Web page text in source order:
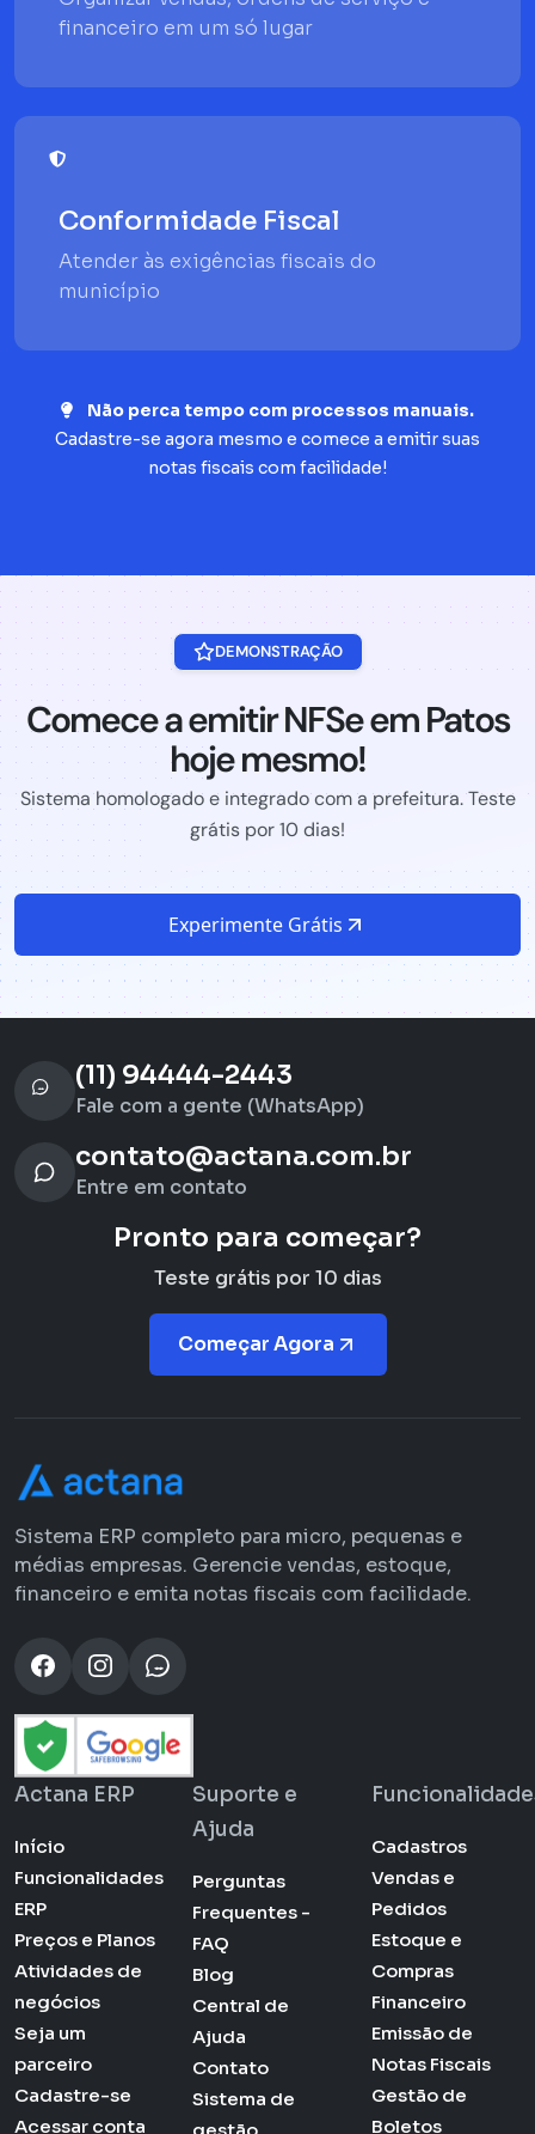
financeiro em um só lugar
Conformidade Fiscal
Atender às exigências fiscais do
município
Não perca tempo com processos manuais.
Cadastre-se agora mesmo e comece a emitir suas
notas fiscais com facilidade!
DEMONSTRAÇÃO
Comece a emitir NFSe em Patos
hoje mesmo!
Sistema homologado e integrado com a prefeitura. Teste
grátis por 10 dias!
Experimente Grátis
(11) 94444-2443
Fale com a gente (WhatsApp)
contato@actana.com.br
Entre em contato
Pronto para começar?
Teste grátis por 10 dias
Começar Agora
Sistema ERP completo para micro, pequenas e
médias empresas. Gerencie vendas, estoque,
financeiro e emita notas fiscais com facilidade.
Actana ERP
Início
Funcionalidades
ERP
Preços e Planos
Atividades de
negócios
Seja um
parceiro
Cadastre-se
Acessar conta
Suporte e
Ajuda
Perguntas
Frequentes -
FAQ
Blog
Central de
Ajuda
Contato
Sistema de
Cadastros
Vendas e
Pedidos
Estoque e
Compras
Financeiro
Emissão de
Notas Fiscais
Gestão de
Boletos